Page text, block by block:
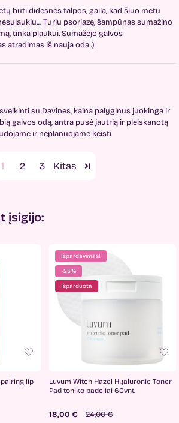
būti didesnės talpos, gaila, kad šiuo metu
Turiu psoriazę, šampūnas sumažino
tinka plaukui. Sumažėjo galvos
atradimas iš nauja oda :)
su Davines, kaina palyginus juokinga ir
galvos odą, antra pusė jautrią ir pleiskanotą
ir neplanuojame keisti
1 2 3
įsigijo:
lip
Išpardavimas!
−25%
Išparduota
Luvum Witch Hazel Hyaluronic Toner
Pad toniko padeliai 60vnt.
18,00 € 24,00 €